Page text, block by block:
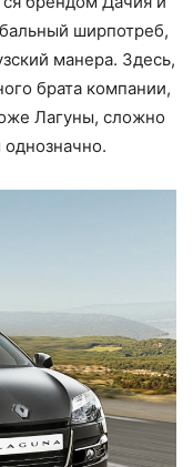
ширпотреб,
манера. Здесь,
брата компании,
Лагуны, сложно